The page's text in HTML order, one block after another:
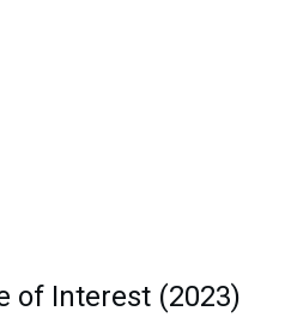
of Interest (2023)